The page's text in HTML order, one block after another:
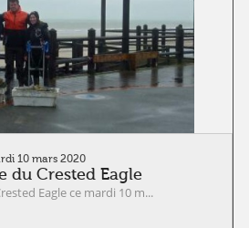
10 mars 2020
du Crested Eagle
Eagle ce mardi 10 m...